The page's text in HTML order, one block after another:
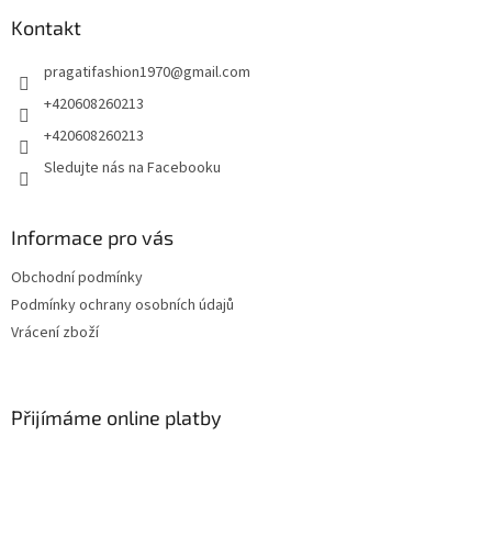
Kontakt
pragatifashion1970@gmail.com
+420608260213
+420608260213
Sledujte nás na Facebooku
Informace pro vás
Obchodní podmínky
Podmínky ochrany osobních údajů
Vrácení zboží
Přijímáme online platby